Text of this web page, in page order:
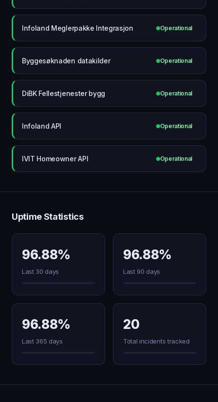
Infoland Meglerpakke Integrasjon Operational
Byggesøknaden datakilder Operational
DiBK Fellestjenester bygg Operational
Infoland API Operational
IVIT Homeowner API Operational
Uptime Statistics
96.88%
Last 30 days
96.88%
Last 90 days
96.88%
Last 365 days
20
Total incidents tracked